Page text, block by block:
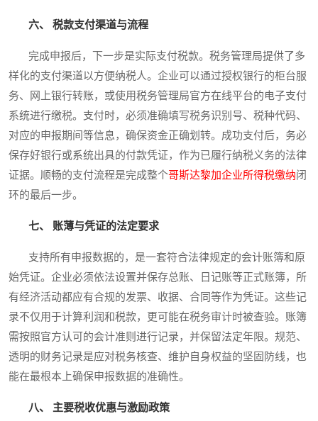
六、 税款支付渠道与流程
完成申报后，下一步是实际支付税款。税务管理局提供了多
样化的支付渠道以方便纳税人。企业可以通过授权银行的柜台服
务、网上银行转账，或使用税务管理局官方在线平台的电子支付
系统进行缴税。支付时，必须准确填写税务识别号、税种代码、
对应的申报期间等信息，确保资金正确划转。成功支付后，务必
保存好银行或系统出具的付款凭证，作为已履行纳税义务的法律
证据。顺畅的支付流程是完成整个哥斯达黎加企业所得税缴纳闭
环的最后一步。
七、 账薄与凭证的法定要求
支持所有申报数据的，是一套符合法律规定的会计账簿和原
始凭证。企业必须依法设置并保存总账、日记账等正式账簿，所
有经济活动都应有合规的发票、收据、合同等作为凭证。这些记
录不仅用于计算利润和税款，更可能在税务审计时被查验。账簿
需按照官方认可的会计准则进行记录，并保留法定年限。规范、
透明的财务记录是应对税务核查、维护自身权益的坚固防线，也
能在最根本上确保申报数据的准确性。
八、 主要税收优惠与激励政策